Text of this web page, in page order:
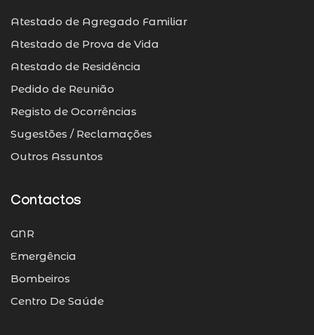
Atestado de Agregado Familiar
Atestado de Prova de Vida
Atestado de Residência
Pedido de Reunião
Registo de Ocorrências
Sugestões / Reclamações
Outros Assuntos
Contactos
GNR
Emergência
Bombeiros
Centro De Saúde